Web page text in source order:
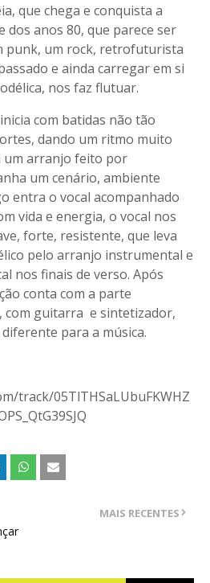
que chega e conquista a
dos anos 80, que parece ser
punk, um rock, retrofuturista
e ainda carregar em si
nos faz flutuar.
com batidas não tão
dando um ritmo muito
um arranjo feito por
um cenário, ambiente
entra o vocal acompanhado
vida e energia, o vocal nos
forte, resistente, que leva
pelo arranjo instrumental e
nos finais de verso. Após
conta com a parte
com guitarra e sintetizador,
para a música.
track/05TlTHSaLUbuFKWHZ
MAIS RECENTES